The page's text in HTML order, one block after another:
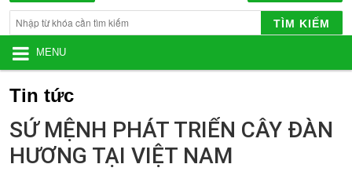
TÌM KIẾM
MENU
Tin tức
SỨ MỆNH PHÁT TRIỂN CÂY ĐÀN
HƯƠNG TẠI VIỆT NAM